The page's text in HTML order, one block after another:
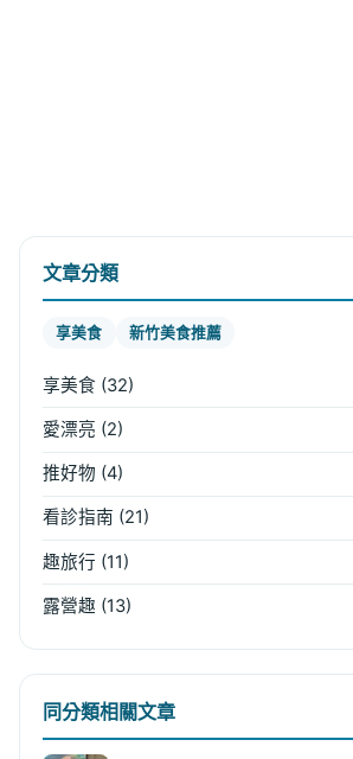
文章分類
享美食 新竹美食推薦
享美食 (32)
愛漂亮 (2)
推好物 (4)
看診指南 (21)
趣旅行 (11)
露營趣 (13)
同分類相關文章